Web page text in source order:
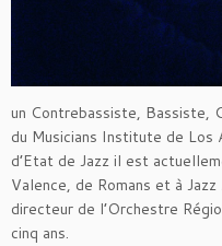
un Contrebassiste, Bassiste,
du Musicians Institute de
d’Etat de Jazz il est
Valence, de Romans et à
directeur de l’Orchestre
cinq ans.